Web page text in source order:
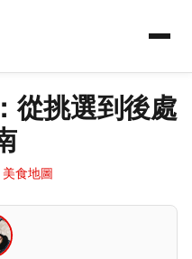
從挑選到後處
美食地圖